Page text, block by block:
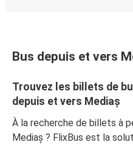
Bus depuis et vers
Trouvez les billets de
depuis et vers Mediaș
À la recherche de billets à
Mediaș ? FlixBus est la